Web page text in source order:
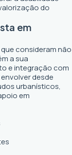
do
em
consideram não
a sua
e integração com
desde
urbanísticos,
em